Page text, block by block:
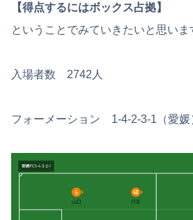
【得点するにはボックス占拠】
ということでみていきたいと思いま
入場者数 2742人
フォーメーション 1-4-2-3-1（愛媛